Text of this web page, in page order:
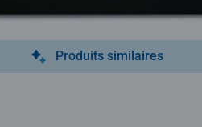
Produits similaires